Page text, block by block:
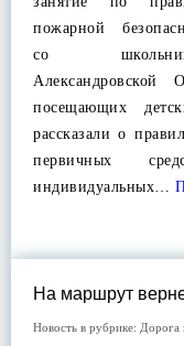
пожарной
со
Александровской
посещающих
рассказали о
первичных
индивидуальных…
На маршрут
Новость в рубрике: Дорога